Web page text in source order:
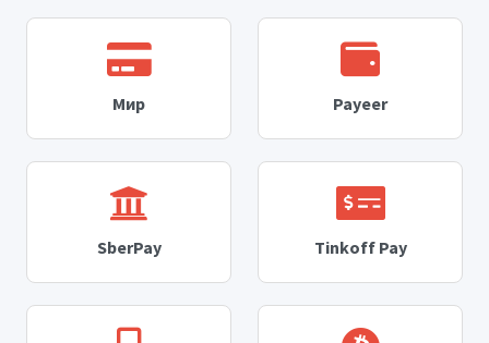
Мир Payeer
SberPay Tinkoff Pay